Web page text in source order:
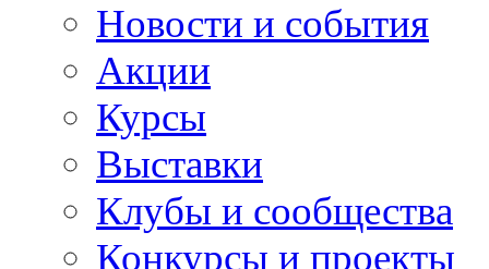
Новости и события
Акции
Курсы
Выставки
Клубы и сообщества
Конкурсы и проекты